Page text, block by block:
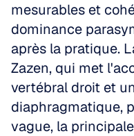
mesurables et
dominance
après la pratique.
Zazen, qui met
vertébral droit et
diaphragmatique,
vague, la